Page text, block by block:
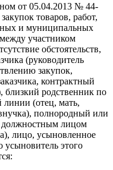
от 05.04.2013 № 44-
товаров, работ,
и муниципальных
между участником
обстоятельств,
(руководитель
закупок,
контрактный
близкий родственник по
(отец, мать,
полнородный или
лицом
лицо, усыновленное
этого